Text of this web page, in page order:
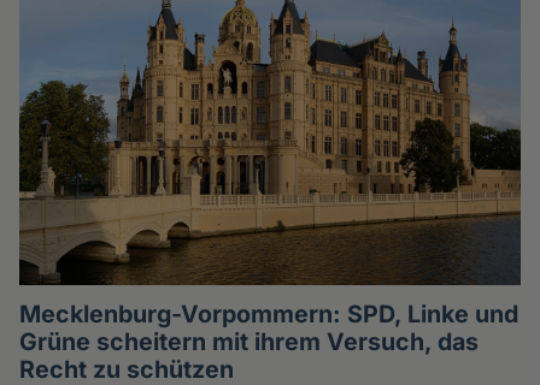
Mecklenburg-Vorpommern: SPD, Linke und
Grüne scheitern mit ihrem Versuch, das
Recht zu schützen